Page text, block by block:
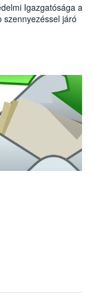
Igazgatósága az
szennyezéssel járó
tilalmat
területén.